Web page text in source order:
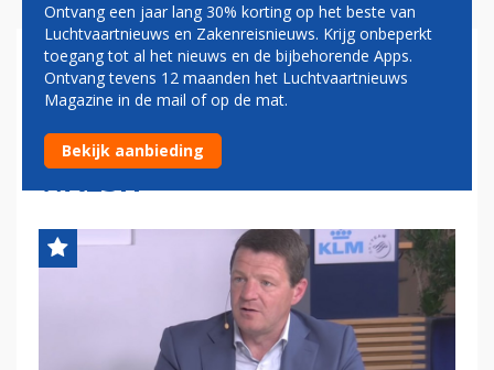
BARIN ORGANISEERT
WEBINAR MET ELBERS,
BENSCHOP, OOSTDAM EN
WALSH
Ontvang een jaar lang 30% korting op het beste van
Luchtvaartnieuws en Zakenreisnieuws. Krijg onbeperkt
toegang tot al het nieuws en de bijbehorende Apps.
Ontvang tevens 12 maanden het Luchtvaartnieuws
Magazine in de mail of op de mat.
Bekijk aanbieding